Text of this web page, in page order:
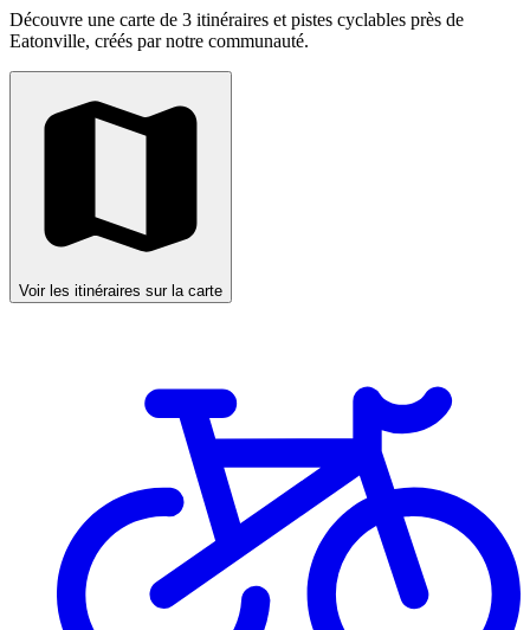
Découvre une carte de 3 itinéraires et pistes cyclables près de
Eatonville, créés par notre communauté.
Voir les itinéraires sur la carte